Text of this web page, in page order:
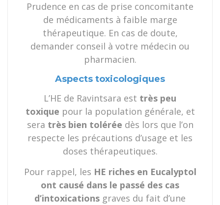
Prudence en cas de prise concomitante
de médicaments à faible marge
thérapeutique. En cas de doute,
demander conseil à votre médecin ou
pharmacien.
Aspects toxicologiques
L’HE de Ravintsara est très peu
toxique pour la population générale, et
sera très bien tolérée dès lors que l’on
respecte les précautions d’usage et les
doses thérapeutiques.
Pour rappel, les HE riches en Eucalyptol
ont causé dans le passé des cas
d’intoxications graves du fait d’une